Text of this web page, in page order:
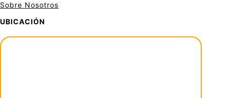
Sobre Nosotros
UBICACIÓN